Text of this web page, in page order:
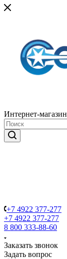
Интернет-магазин
+7 4922 377-277
+7 4922 377-277
8 800 333-88-60
Заказать звонок
Задать вопрос